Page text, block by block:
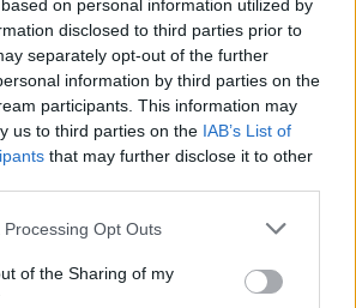
on personal information utilized by
disclosed to third parties prior to
separately opt-out of the further
information by third parties on the
participants. This information may
us to third parties on the IAB’s List of
that may further disclose it to other
website/app uses one or more Google
or usage behaviour. You may click to
to Google and its third-party tags to
Opt Outs
of the Sharing of my
ακολουθώντας τα σήματα
κάρτας SIM. Παράλληλα,
αποκαλύπτουν ότι ο
πραγματοποιήσει ταξίδια στη
διάστημα, ενισχύοντας
του Υπουργού Προστασίας του
για τη διεθνή
εργασίας. Ο 37χρονος
ότι προσεγγίστηκε από